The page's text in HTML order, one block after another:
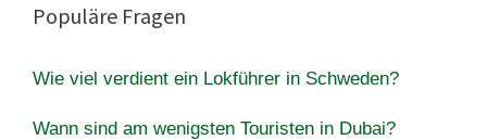
Populäre Fragen
Wie viel verdient ein Lokführer in Schweden?
Wann sind am wenigsten Touristen in Dubai?